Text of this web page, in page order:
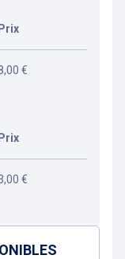
Prix
€
Prix
€